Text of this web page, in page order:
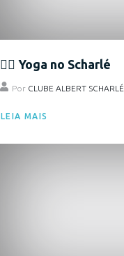
🧘‍♀️ Yoga no Scharlé
Por CLUBE ALBERT SCHARLÉ
LEIA MAIS
Eventos